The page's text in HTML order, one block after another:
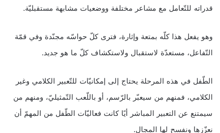
قدراته للتّعامل مع مشاعر مختلفة ووضعيات مشابهة مستقبليّة.
وهو يفعل هذا كلّه بمتعة وإثارة، فترى كلّ حواسّه مجنّدة وفي قمّة
التّفاعل، مستعدّة لاستقبال ولاستكشاف كلّ ما هو جديد.
الطّفل في هذه المرحلة يحتاج إلى إمكانيّات للتّعبير الكلامي وغير
الكلامي، فمنهم من سيعبّر بالرّسم، أو باللّعب التّمثيليّ، ومنهم من
سيمتنع عن التعبير المباشر أيًا كانت فعاليّات الطّفل من المهمّ أن
نعزّزها ونفسح لها المجال.